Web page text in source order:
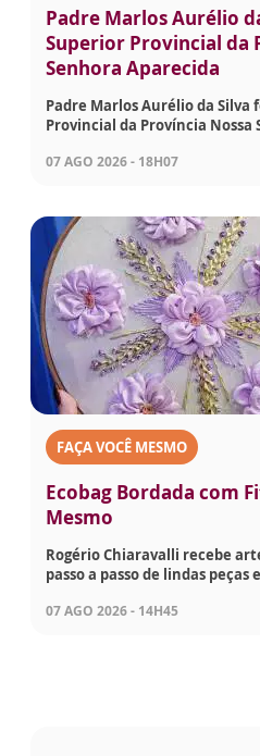
Padre Marlos Aurélio
Superior Provincial da
Senhora Aparecida
Padre Marlos Aurélio da
Provincial da Província Nossa
07 AGO 2026 - 18H07
FAÇA VOCÊ MESMO
Ecobag Bordada com
Mesmo
Rogério Chiaravalli recebe
passo a passo de lindas peças
07 AGO 2026 - 14H45